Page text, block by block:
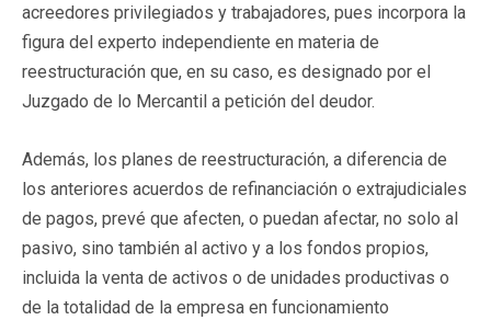
acreedores privilegiados y trabajadores, pues incorpora la
figura del experto independiente en materia de
reestructuración que, en su caso, es designado por el
Juzgado de lo Mercantil a petición del deudor.
Además, los planes de reestructuración, a diferencia de
los anteriores acuerdos de refinanciación o extrajudiciales
de pagos, prevé que afecten, o puedan afectar, no solo al
pasivo, sino también al activo y a los fondos propios,
incluida la venta de activos o de unidades productivas o
de la totalidad de la empresa en funcionamiento